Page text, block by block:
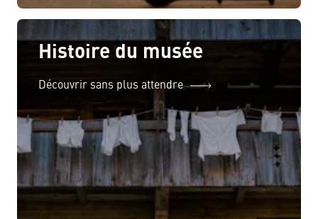
Histoire du musée
Découvrir sans plus attendre